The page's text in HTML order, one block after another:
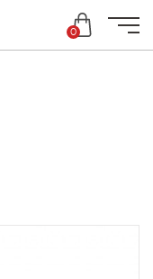
0